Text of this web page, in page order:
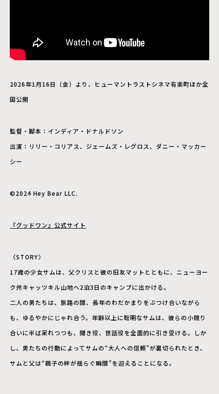
2026年1月16日（金）より、ヒューマントラストシネマ有楽町ほか全
国公開
監督・脚本：インディア・ドナルドソン
出演：リリー・コリアス、ジェームズ・レグロス、ダニー・マッカー
シー
©2024 Hey Bear LLC.
『グッドワン』公式サイト
〈STORY〉
17歳の少女サムは、父クリスと彼の旧友マットとともに、ニューヨー
ク州キャッツキル山地へ2泊3日のキャンプに出かける。
二人の男たちは、旅路の間、長年のわだかまりをぶつけ合いながら
も、ゆるやかにじゃれ合う。年齢以上に聡明なサムは、彼らの小競り
合いに半ば呆れつつも、聞き役、世話役を全面的に引き受ける。しか
し、男たちの行動によってサムの“大人への信頼”が裏切られたとき、
サムと父は“親子の絆が揺らぐ瞬間”を迎えることになる。